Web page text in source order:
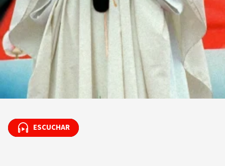
ESCUCHAR
ESCUCHAR